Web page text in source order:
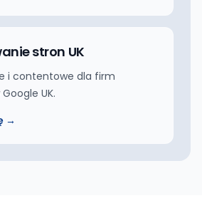
stron UK
i contentowe dla firm
UK.
→